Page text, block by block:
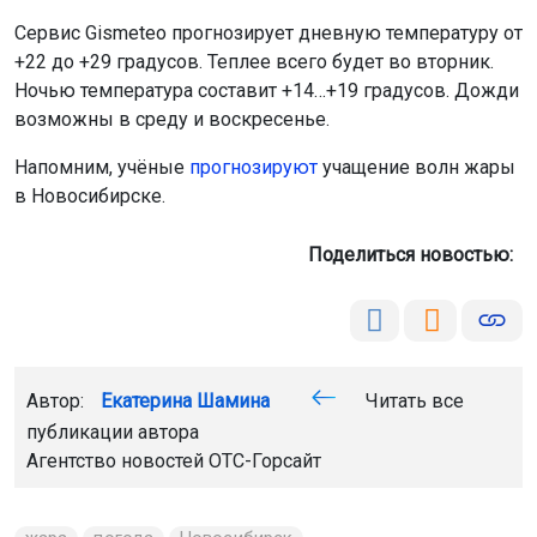
Сервис Gismeteo прогнозирует дневную температуру от
+22 до +29 градусов. Теплее всего будет во вторник.
Ночью температура составит +14…+19 градусов. Дожди
возможны в среду и воскресенье.
Напомним, учёные прогнозируют учащение волн жары
в Новосибирске.
Поделиться новостью:
Автор: Екатерина Шамина
Читать все
публикации автора
Агентство новостей ОТС-Горсайт